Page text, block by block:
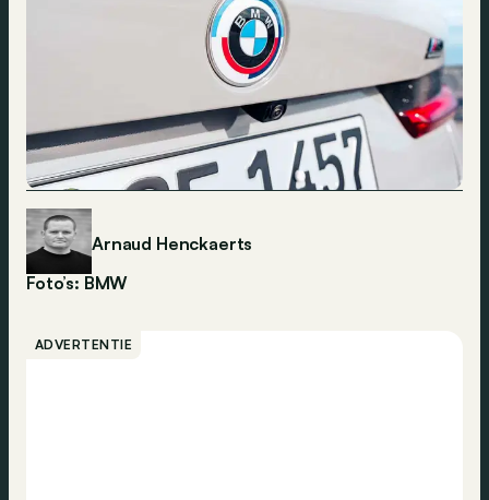
Arnaud Henckaerts
Foto’s: BMW
ADVERTENTIE